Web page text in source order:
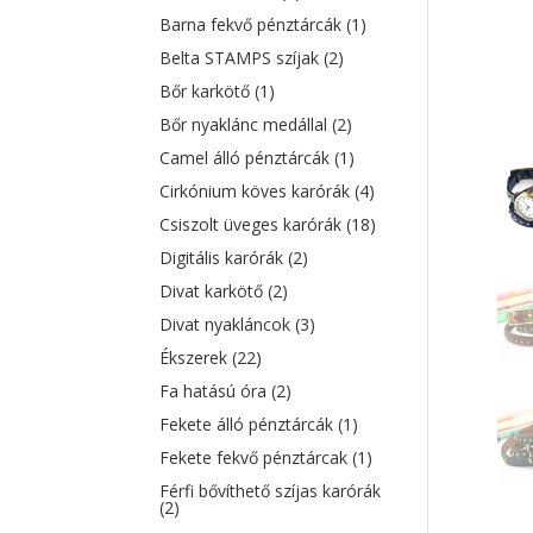
Barna fekvő pénztárcák(1)
Belta STAMPS szíjak(2)
Bőr karkötő(1)
Bőr nyaklánc medállal(2)
Camel álló pénztárcák(1)
Cirkónium köves karórák(4)
Csiszolt üveges karórák(18)
Digitális karórák(2)
Divat karkötő(2)
Divat nyakláncok(3)
Ékszerek(22)
Fa hatású óra(2)
Fekete álló pénztárcák(1)
Fekete fekvő pénztárcak(1)
Férfi bővíthető szíjas karórák
(2)